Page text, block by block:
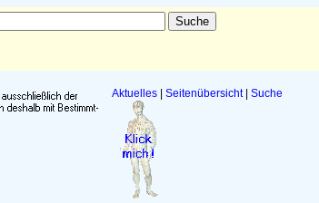
Aktuelles Seitenübersicht| Suche